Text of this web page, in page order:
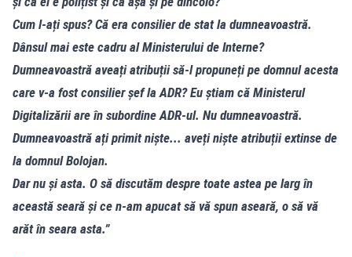
Cum l-ați spus? Că era consilier de stat la dumneavoastră.
Dânsul mai este cadru al Ministerului de Interne?
Dumneavoastră aveați atribuții să-l propuneți pe domnul acesta
care v-a fost consilier șef la ADR? Eu știam că Ministerul
Digitalizării are în subordine ADR-ul. Nu dumneavoastră.
Dumneavoastră ați primit niște... aveți niște atribuții extinse de
la domnul Bolojan.
Dar nu și asta. O să discutăm despre toate astea pe larg în
această seară și ce n-am apucat să vă spun aseară, o să vă
arăt în seara asta.”